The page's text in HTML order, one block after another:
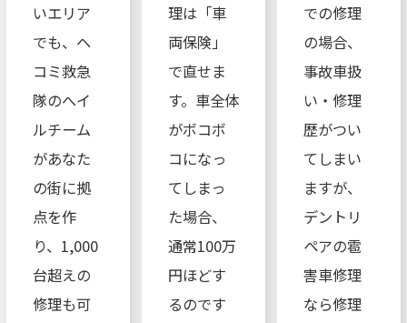
いエリア
でも、ヘ
コミ救急
隊のへイ
ルチーム
があなた
の街に拠
点を作
り、1,000
台超えの
修理も可
理は「車
両保険」
で直せま
す。車全体
がボコボ
コになっ
てしまっ
た場合、
通常100万
円ほどす
るのです
での修理
の場合、
事故車扱
い・修理
歴がつい
てしまい
ますが、
デントリ
ペアの雹
害車修理
なら修理